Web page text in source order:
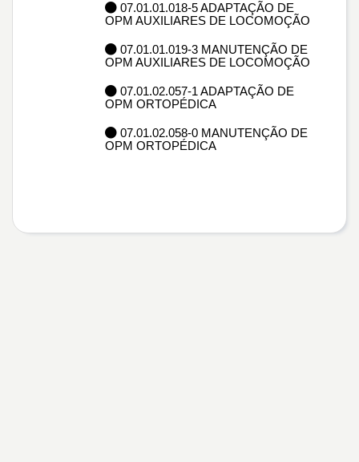
07.01.01.018-5 ADAPTAÇÃO DE
OPM AUXILIARES DE LOCOMOÇÃO
07.01.01.019-3 MANUTENÇÃO DE
OPM AUXILIARES DE LOCOMOÇÃO
07.01.02.057-1 ADAPTAÇÃO DE
OPM ORTOPÉDICA
07.01.02.058-0 MANUTENÇÃO DE
OPM ORTOPÉDICA